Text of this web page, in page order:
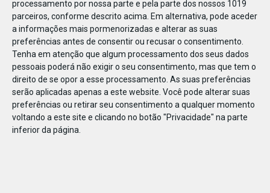
processamento por nossa parte e pela parte dos nossos 1019
parceiros, conforme descrito acima. Em alternativa, pode aceder
a informações mais pormenorizadas e alterar as suas
preferências antes de consentir ou recusar o consentimento.
Tenha em atenção que algum processamento dos seus dados
pessoais poderá não exigir o seu consentimento, mas que tem o
direito de se opor a esse processamento. As suas preferências
serão aplicadas apenas a este website. Você pode alterar suas
preferências ou retirar seu consentimento a qualquer momento
voltando a este site e clicando no botão "Privacidade" na parte
inferior da página.
869071835844422